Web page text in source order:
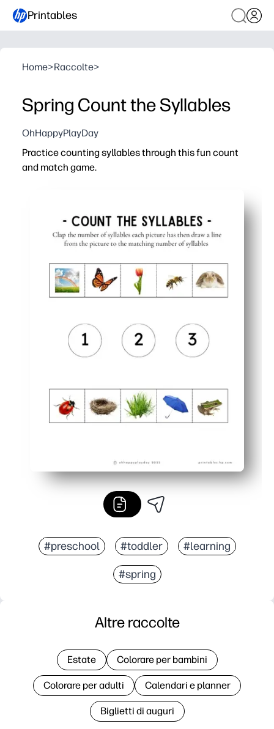
Printables
Home>Raccolte>
Spring Count the Syllables
OhHappyPlayDay
Practice counting syllables through this fun count
and match game.
#preschool #toddler #learning
#spring
Altre raccolte
Estate Colorare per bambini
Colorare per adulti Calendari e planner
Biglietti di auguri